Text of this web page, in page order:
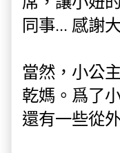
同事... 感謝
當然，小公
乾媽。爲了
還有一些從